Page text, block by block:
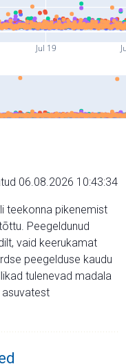
Jul 19
06.08.2026 10:43:34
teekonna pikenemist
Peegeldunud
vaid keerukamat
peegelduse kaudu
tulenevad madala
asuvatest